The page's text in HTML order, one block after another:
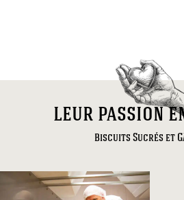
leur passion
Biscuits Sucrés et